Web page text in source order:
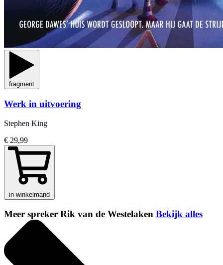
fragment
Werk in uitvoering
Stephen King
€ 29,99
in winkelmand
Meer spreker Rik van de Westelaken Bekijk alles